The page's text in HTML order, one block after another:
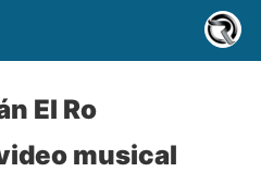
El Ro
musical